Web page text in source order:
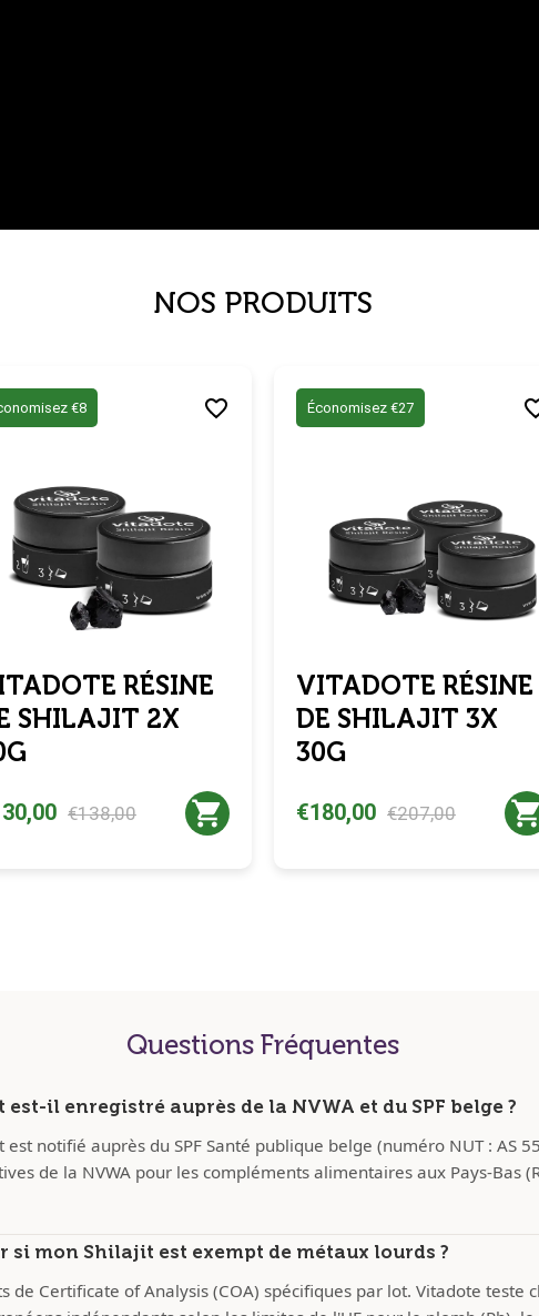
NOS PRODUITS
€8
RÉSINE
SHILAJIT 2X
€138,00
Économisez €27
VITADOTE RÉSINE
DE SHILAJIT 3X
30G
€180,00 €207,00
Questions Fréquentes
il enregistré auprès de la NVWA et du SPF belge ?
est notifié auprès du SPF Santé publique belge (numéro NUT : AS
de la NVWA pour les compléments alimentaires aux Pays-Bas
si mon Shilajit est exempt de métaux lourds ?
de Certificate of Analysis (COA) spécifiques par lot. Vitadote teste